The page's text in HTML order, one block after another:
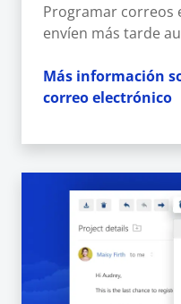
Programar correos
envíen más tarde
Más información
correo electrónico